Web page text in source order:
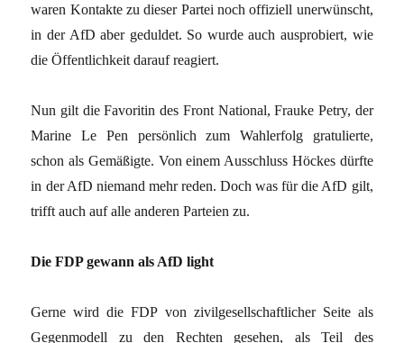
waren Kontakte zu dieser Partei noch offiziell unerwünscht,
in der AfD aber geduldet. So wurde auch ausprobiert, wie
die Öffentlichkeit darauf reagiert.
Nun gilt die Favoritin des Front National, Frauke Petry, der
Marine Le Pen persönlich zum Wahlerfolg gratulierte,
schon als Gemäßigte. Von einem Ausschluss Höckes dürfte
in der AfD niemand mehr reden. Doch was für die AfD gilt,
trifft auch auf alle anderen Parteien zu.
Die FDP gewann als AfD light
Gerne wird die FDP von zivilgesellschaftlicher Seite als
Gegenmodell zu den Rechten gesehen, als Teil des